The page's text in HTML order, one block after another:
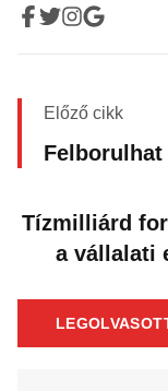
Előző cikk
Tízmilliárd
a vállalati